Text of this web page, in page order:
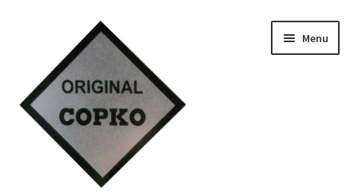
navigation
content
Menu